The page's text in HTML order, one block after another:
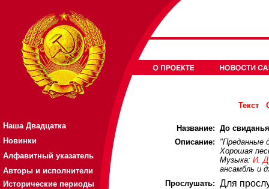
Наша Двадцатка
Новинки
Алфавитный указатель
Авторы и исполнители
Исторические периоды
Текст
Название: До
Описание:
"Преданные
Хорошая
Музыка: И.
ансамбль и
Прослушать: Для